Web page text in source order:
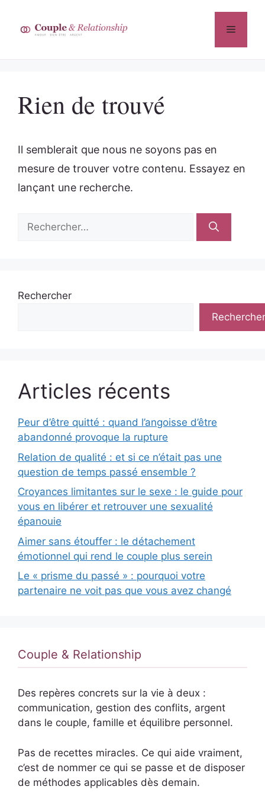
contenu
Menu
Rien de trouvé
Il semblerait que nous ne soyons pas en
mesure de trouver votre contenu. Essayez en
lançant une recherche.
Rechercher :
Rechercher
Rechercher
Articles récents
Peur d’être quitté : quand l’angoisse d’être
abandonné provoque la rupture
Relation de qualité : et si ce n’était pas une
question de temps passé ensemble ?
Croyances limitantes sur le sexe : le guide pour
vous en libérer et retrouver une sexualité
épanouie
Aimer sans étouffer : le détachement
émotionnel qui rend le couple plus serein
Le « prisme du passé » : pourquoi votre
partenaire ne voit pas que vous avez changé
Couple & Relationship
Des repères concrets sur la vie à deux :
communication, gestion des conflits, argent
dans le couple, famille et équilibre personnel.
Pas de recettes miracles. Ce qui aide vraiment,
c’est de nommer ce qui se passe et de disposer
de méthodes applicables dès demain.